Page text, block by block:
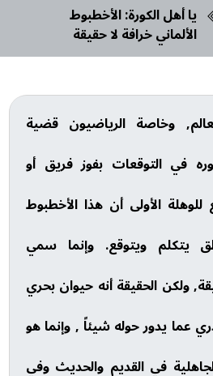
يا أهل الكورة: الأخطبوط
الألماني خرافة لا حقيقة
وخاصة الرياضيون قضية
في التوقعات بفوز فريق أو
الأولى أن هذا الأخطبوط
يتكلم ويتوقع. وإنما سمي
ولكن الحقيقة أنه حيوان بحري
عما يدور حوله شيئاً , وإنما هو
في القديم والحديث وفي